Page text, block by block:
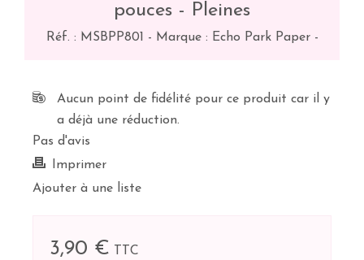
pouces - Pleines
Réf. : MSBPP801 - Marque : Echo Park Paper -
Aucun point de fidélité pour ce produit car il y
a déjà une réduction.
Pas d'avis
Imprimer
Ajouter à une liste
3,90 €
TTC